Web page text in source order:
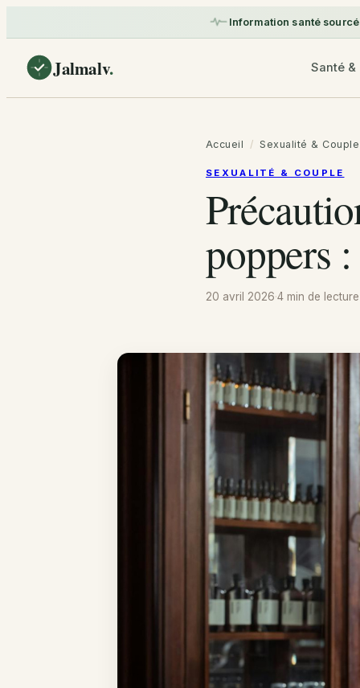
Information santé
Jalmalv. Santé
Accueil / Sexualité & Couple
SEXUALITÉ & COUPLE
poppers
20 avril 2026·4 min de lecture